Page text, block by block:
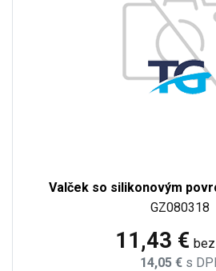
Valček so silikonovým
GZ080318
11,43 €
14,05 € s